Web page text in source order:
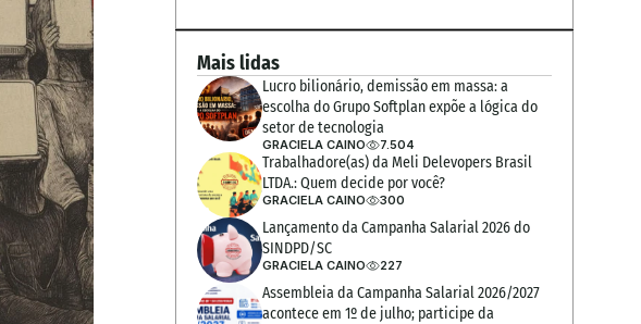
Mais lidas
Lucro bilionário, demissão em massa: a
escolha do Grupo Softplan expõe a lógica do
setor de tecnologia
GRACIELA CAINO 7.504
Trabalhadore(as) da Meli Delevopers Brasil
LTDA.: Quem decide por você?
GRACIELA CAINO 300
Lançamento da Campanha Salarial 2026 do
SINDPD/SC
GRACIELA CAINO 227
Assembleia da Campanha Salarial 2026/2027
acontece em 1º de julho; participe da